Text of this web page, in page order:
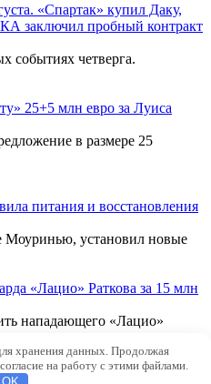
«Спартак» купил Даку,
заключил пробный контракт
событиях четверга.
25+5 млн евро за Луиса
в размере 25
питания и восстановления
Моуринью, установил новые
«Лацио» Раткова за 15 млн
нападающего «Лацио»
хранения данных. Продолжая
на работу с этими файлами.